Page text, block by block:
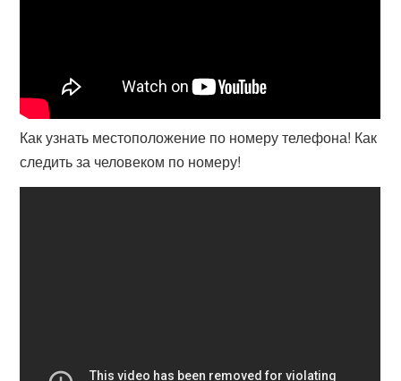
Как узнать местоположение по номеру телефона! Как
следить за человеком по номеру!